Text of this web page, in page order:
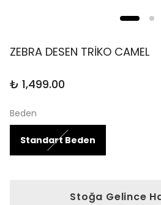
ZEBRA DESEN TRİKO CAMEL
₺ 1,499.00
Beden
Standart Beden
Stoğa Gelince